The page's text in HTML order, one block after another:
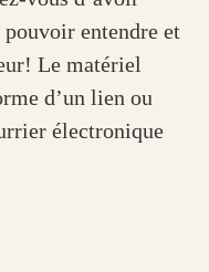
entendre et
Le matériel
d’un lien ou
électronique